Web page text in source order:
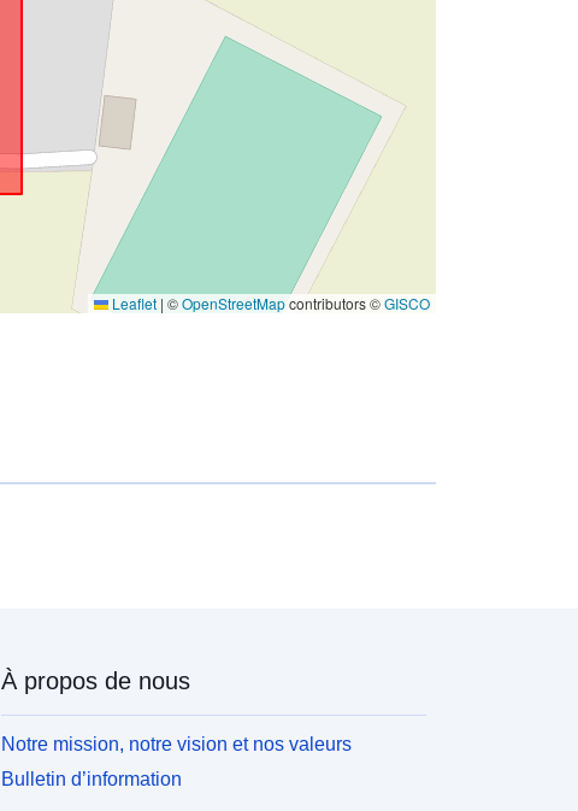
Leaflet | ©OpenStreetMapcontributors ©GISCO
À propos de nous
Notre mission, notre vision et nos valeurs
Bulletin d’information